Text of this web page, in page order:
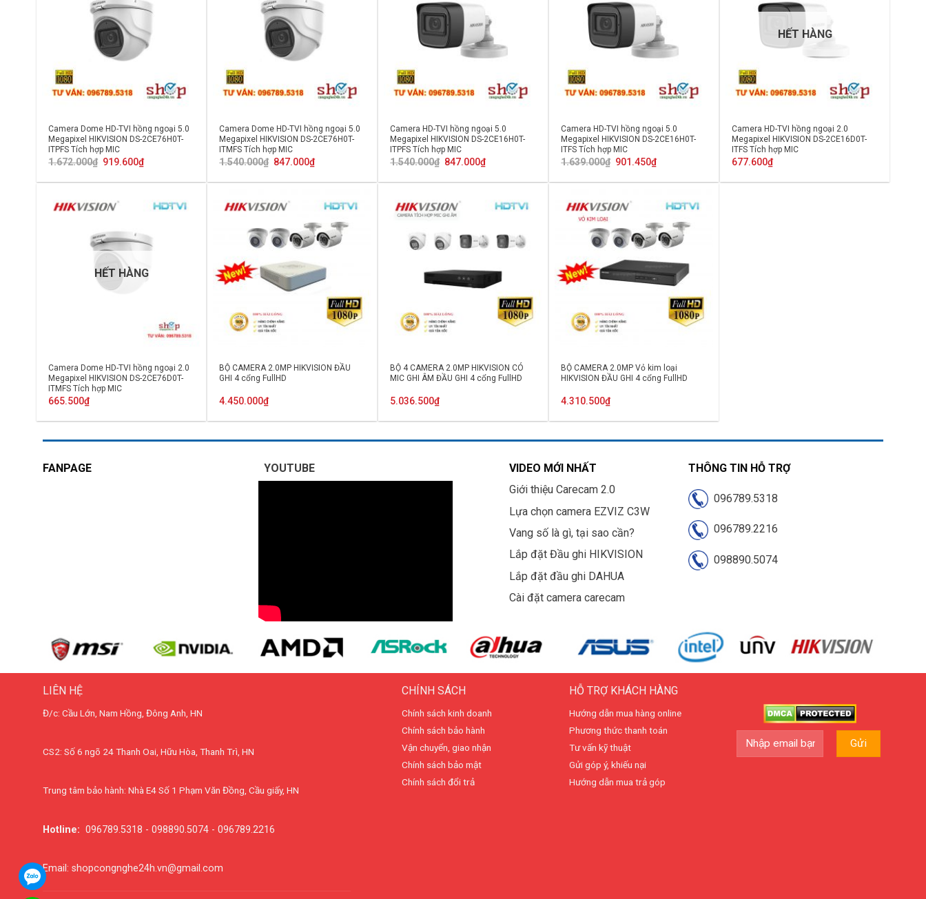
Camera Dome HD-TVI hồng ngoại 5.0
Megapixel HIKVISION DS-2CE76H0T-
ITPFS Tích hợp MIC
1.672.000₫ Giá
919.600₫Giá
hiện
Camera Dome HD-TVI hồng ngoại 5.0
Megapixel HIKVISION DS-2CE76H0T-
ITMFS Tích hợp MIC
1.540.000₫ Giá
847.000₫Giá
hiện
Camera HD-TVI hồng ngoại 5.0
Megapixel HIKVISION DS-2CE16H0T-
ITPFS Tích hợp MIC
1.540.000₫ Giá
847.000₫Giá
hiện
Camera HD-TVI hồng ngoại 5.0
Megapixel HIKVISION DS-2CE16H0T-
ITFS Tích hợp MIC
1.639.000₫ Giá
901.450₫Giá
hiện
HẾT HÀNG
Camera HD-TVI hồng ngoại 2.0
Megapixel HIKVISION DS-2CE16D0T-
ITFS Tích hợp MIC
677.600₫
HẾT HÀNG
Camera Dome HD-TVI hồng ngoại 2.0
Megapixel HIKVISION DS-2CE76D0T-
ITMFS Tích hợp MIC
665.500₫
BỘ CAMERA 2.0MP HIKVISION ĐẦU
GHI 4 cổng FullHD
4.450.000₫
BỘ 4 CAMERA 2.0MP HIKVISION CÓ
MIC GHI ÂM ĐẦU GHI 4 cổng FullHD
5.036.500₫
BỘ CAMERA 2.0MP Vỏ kim loại
HIKVISION ĐẦU GHI 4 cổng FullHD
4.310.500₫
FANPAGE YOUTUBE
VIDEO MỚI NHẤT
Giới thiệu Carecam 2.0
Lựa chọn camera EZVIZ C3W
Vang số là gì, tại sao cần?
Lắp đặt Đầu ghi HIKVISION
Lắp đặt đầu ghi DAHUA
Cài đặt camera carecam
THÔNG TIN HỖ TRỢ
096789.5318
096789.2216
098890.5074
LIÊN HỆ
Đ/c: Cầu Lớn, Nam Hồng, Đông Anh, HN
CS2: Số 6 ngõ 24 Thanh Oai, Hữu Hòa, Thanh Trì, HN
Trung tâm bảo hành: Nhà E4 Số 1 Phạm Văn Đồng, Cầu giấy, HN
Hotline: 096789.5318 - 098890.5074 - 096789.2216
Email: shopcongnghe24h.vn@gmail.com
CHÍNH SÁCH
Chính sách kinh doanh
Chính sách bảo hành
Vận chuyển, giao nhận
Chính sách bảo mật
Chính sách đổi trả
HỖ TRỢ KHÁCH HÀNG
Hướng dẫn mua hàng online
Phương thức thanh toán
Tư vấn kỹ thuật
Gửi góp ý, khiếu nại
Hướng dẫn mua trả góp